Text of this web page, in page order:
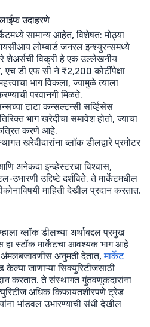
उदाहरणे
सामान्य आहेत, विशेषत: मोठ्या
लोम्बार्ड जनरल इन्श्युरन्समध्ये
शेअर्सची विक्री हे एक उल्लेखनीय
डी एफ सी ने ₹2,200 कोटींपेक्षा
भाग विकला, ज्यामुळे त्याला
परवानगी मिळते.
टाटा कन्सल्टन्सी सर्व्हिसेस
भाग खरेदीचा समावेश होतो, ज्याचा
करणे आहे.
खरेदीदारांना ब्लॉक डीलद्वारे प्रमोटर
अनेकदा इन्व्हेस्टरचा विश्वास,
उभारणी उद्दिष्टे दर्शविते. ते मार्केटमधील
माहिती देखील प्रदान करतात.
ब्लॉक डीलच्या अर्थाबद्दल प्रमुख
हा स्टॉक मार्केटचा आवश्यक भाग आहे
अंमलबजावणीस अनुमती देतात,मार्केट
जाणाऱ्या सिक्युरिटीजसाठी
करतात. ते संस्थागत गुंतवणूकदारांना
अधिक किफायतशीरपणे ट्रेड
भांडवल उभारण्याची संधी देखील